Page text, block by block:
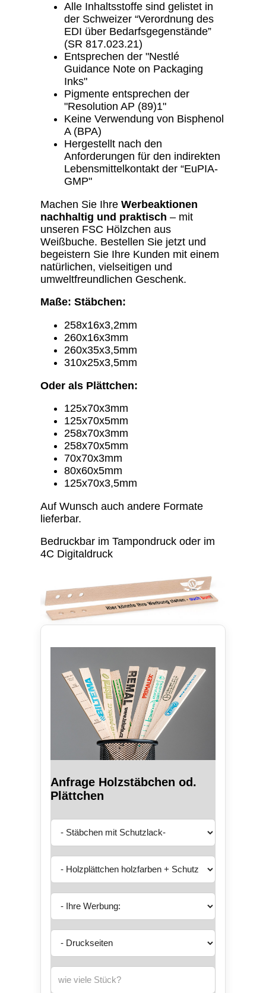
Alle Inhaltsstoffe sind gelistet in
der Schweizer “Verordnung des
EDI über Bedarfsgegenstände”
(SR 817.023.21)
Entsprechen der "Nestlé
Guidance Note on Packaging
Inks"
Pigmente entsprechen der
"Resolution AP (89)1"
Keine Verwendung von Bisphenol
A (BPA)
Hergestellt nach den
Anforderungen für den indirekten
Lebensmittelkontakt der “EuPIA-
GMP"
Machen Sie Ihre Werbeaktionen
nachhaltig und praktisch – mit
unseren FSC Hölzchen aus
Weißbuche. Bestellen Sie jetzt und
begeistern Sie Ihre Kunden mit einem
natürlichen, vielseitigen und
umweltfreundlichen Geschenk.
Maße: Stäbchen:
258x16x3,2mm
260x16x3mm
260x35x3,5mm
310x25x3,5mm
Oder als Plättchen:
125x70x3mm
125x70x5mm
258x70x3mm
258x70x5mm
70x70x3mm
80x60x5mm
125x70x3,5mm
Auf Wunsch auch andere Formate
lieferbar.
Bedruckbar im Tampondruck oder im
4C Digitaldruck
Anfrage Holzstäbchen od.
Plättchen